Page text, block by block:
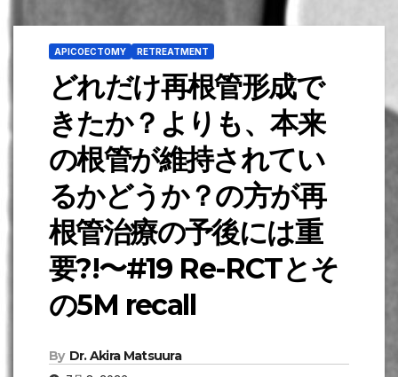
APICOECTOMY RETREATMENT
どれだけ再根管形成で
きたか？よりも、本来
の根管が維持されてい
るかどうか？の方が再
根管治療の予後には重
要?!〜#19 Re-RCTとそ
の5M recall
By Dr. Akira Matsuura